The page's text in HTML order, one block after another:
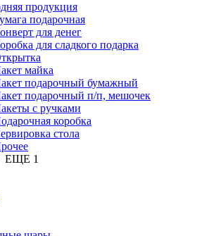
продукция
подарочная
для денег
для сладкого подарка
майка
подарочный бумажный
подарочный п/п, мешочек
с ручками
коробка
стола
ЕЩЕ 1